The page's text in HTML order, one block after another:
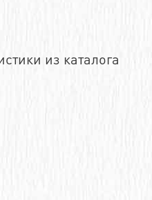
из каталога